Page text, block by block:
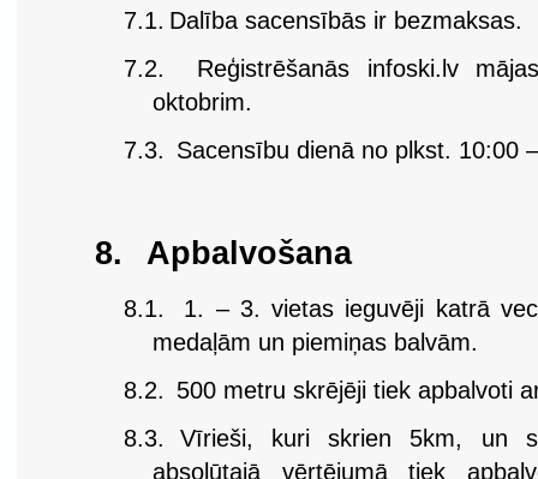
7.1. Dalība sacensībās ir bezmaksas.
7.2.
Reģistrēšanās infoski.lv
oktobrim.
7.3. Sacensību dienā no plkst. 10:00
8. Apbalvošana
8.1.
1. – 3. vietas ieguvēji katrā
medaļām un piemiņas balvām.
8.2. 500 metru skrējēji tiek apbalvoti
8.3.
Vīrieši, kuri skrien 5km, un
absolūtajā vērtējumā tiek